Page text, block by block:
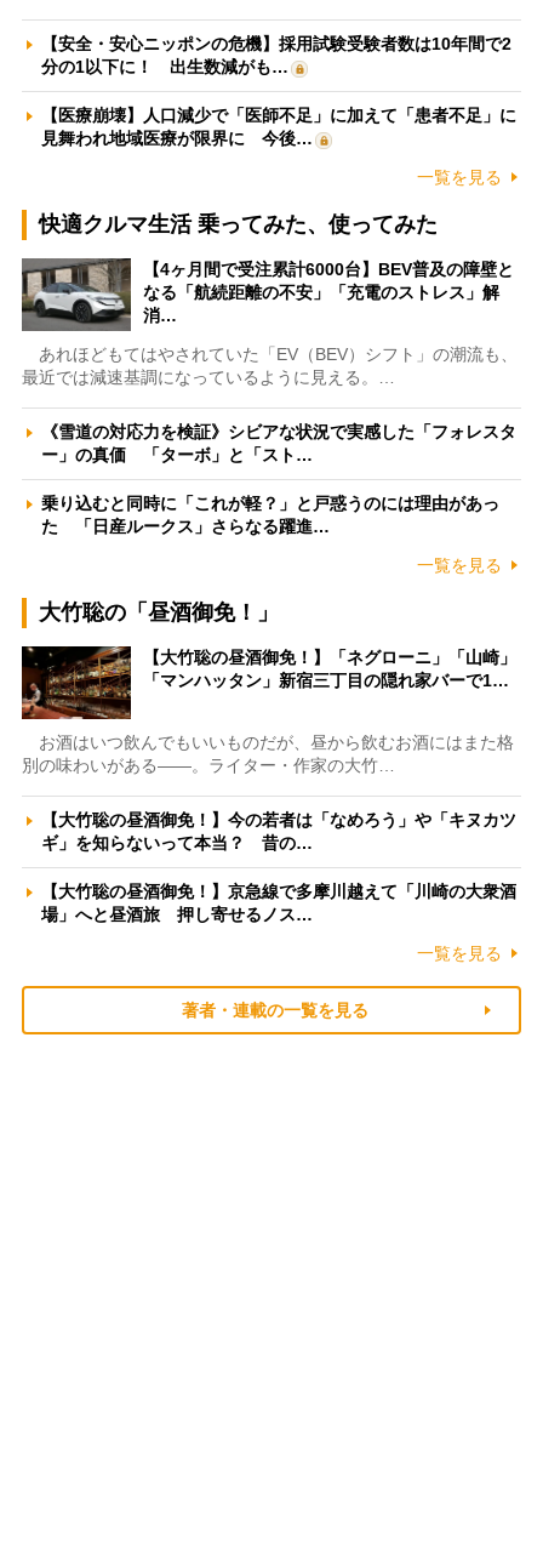
【安全・安心ニッポンの危機】採用試験受験者数は10年間で2
分の1以下に！ 出生数減がも…
【医療崩壊】人口減少で「医師不足」に加えて「患者不足」に
見舞われ地域医療が限界に 今後…
一覧を見る
快適クルマ生活 乗ってみた、使ってみた
【4ヶ月間で受注累計6000台】BEV普及の障壁と
なる「航続距離の不安」「充電のストレス」解
消…
あれほどもてはやされていた「EV（BEV）シフト」の潮流も、
最近では減速基調になっているように見える。…
《雪道の対応力を検証》シビアな状況で実感した「フォレスタ
ー」の真価 「ターボ」と「スト…
乗り込むと同時に「これが軽？」と戸惑うのには理由があっ
た 「日産ルークス」さらなる躍進…
一覧を見る
大竹聡の「昼酒御免！」
【大竹聡の昼酒御免！】「ネグローニ」「山崎」
「マンハッタン」新宿三丁目の隠れ家バーで1…
お酒はいつ飲んでもいいものだが、昼から飲むお酒にはまた格
別の味わいがある――。ライター・作家の大竹…
【大竹聡の昼酒御免！】今の若者は「なめろう」や「キヌカツ
ギ」を知らないって本当？ 昔の…
【大竹聡の昼酒御免！】京急線で多摩川越えて「川崎の大衆酒
場」へと昼酒旅 押し寄せるノス…
一覧を見る
著者・連載の一覧を見る